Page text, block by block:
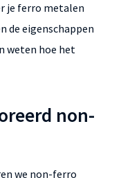
je ferro metalen
de eigenschappen
weten hoe het
non-
we non-ferro